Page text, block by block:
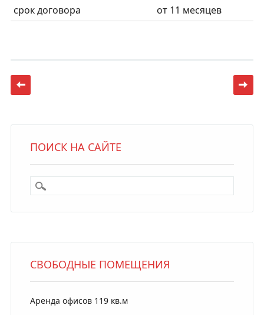
срок договора
от 11 месяцев
Post navigation
ПОИСК НА САЙТЕ
СВОБОДНЫЕ ПОМЕЩЕНИЯ
Аренда офисов 119 кв.м